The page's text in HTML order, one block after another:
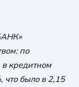
по
кредитном
что было в 2,15